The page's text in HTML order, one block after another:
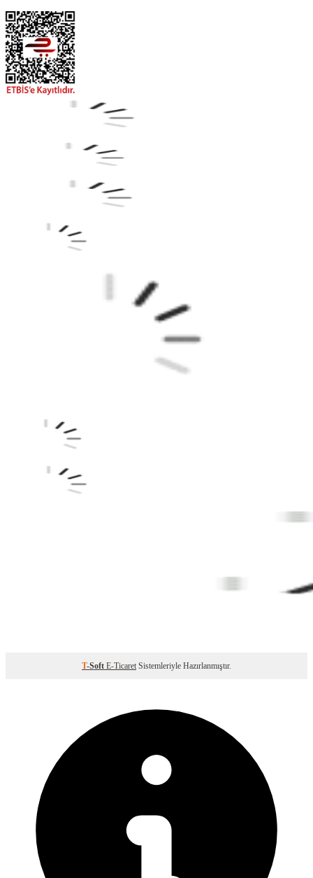
T-Soft E-Ticaret Sistemleriyle Hazırlanmıştır.